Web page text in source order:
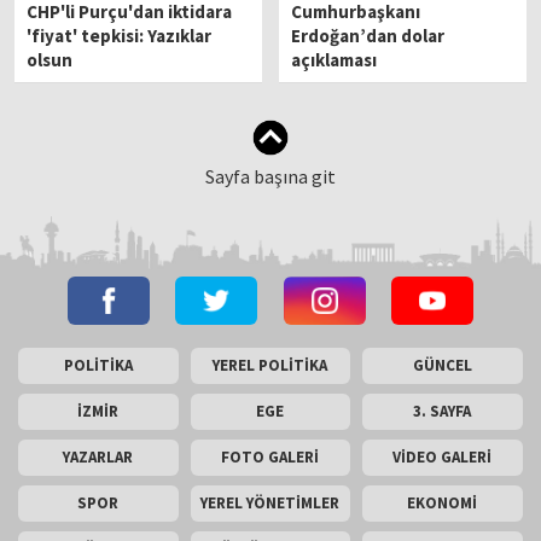
CHP'li Purçu'dan iktidara
'fiyat' tepkisi: Yazıklar
olsun
Cumhurbaşkanı
Erdoğan’dan dolar
açıklaması
Sayfa başına git
POLİTİKA YEREL POLİTİKA GÜNCEL
İZMİR EGE 3. SAYFA
YAZARLAR FOTO GALERİ VİDEO GALERİ
SPOR YEREL YÖNETİMLER EKONOMİ